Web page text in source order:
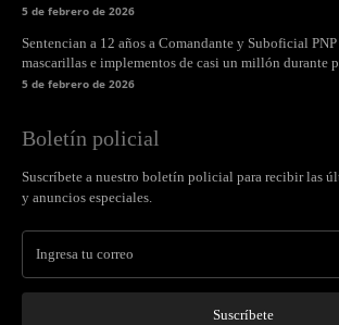
5 de febrero de 2026
Sentencian a 12 años a Comandante y Suboficial
mascarillas e implementos de casi un millón durante
5 de febrero de 2026
Boletín policial
Suscríbete a nuestro boletín policial para recibir las
y anuncios especiales.
Suscríbete